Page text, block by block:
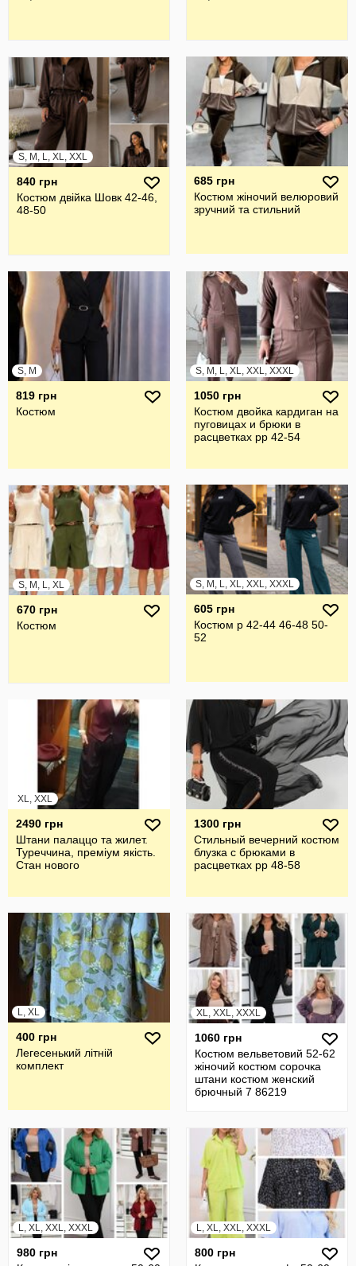
S, M, L, XL, XXL
840 грн
Костюм двійка Шовк 42-46,
48-50
685 грн
Костюм жіночий велюровий
зручний та стильний
S, M
819 грн
Костюм
S, M, L, XL, XXL, XXXL
1050 грн
Костюм двойка кардиган на
пуговицах и брюки в
расцветках рр 42-54
S, M, L, XL
670 грн
Костюм
S, M, L, XL, XXL, XXXL
605 грн
Костюм р 42-44 46-48 50-
52
XL, XXL
2490 грн
Штани палаццо та жилет.
Туреччина, преміум якість.
Стан нового
1300 грн
Стильный вечерний костюм
блузка с брюками в
расцветках рр 48-58
L, XL
400 грн
Легесенький літній
комплект
XL, XXL, XXXL
1060 грн
Костюм вельветовий 52-62
жіночий костюм сорочка
штани костюм женский
брючный 7 86219
L, XL, XXL, XXXL
980 грн
L, XL, XXL, XXXL
800 грн